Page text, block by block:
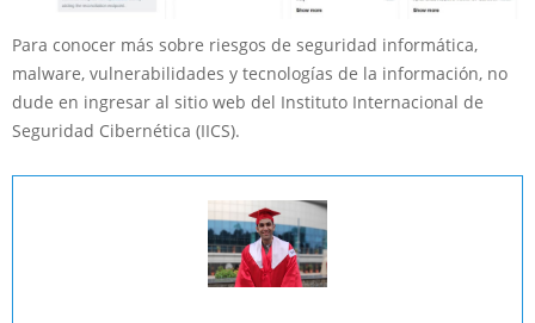
Para conocer más sobre riesgos de seguridad informática,
malware, vulnerabilidades y tecnologías de la información, no
dude en ingresar al sitio web del Instituto Internacional de
Seguridad Cibernética (IICS).